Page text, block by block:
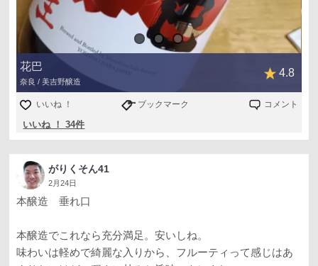
花巴
奈良 / 美吉野醸造
4.8
いいね ！ ブックマーク コメント
いいね ！ 34件
がりくそん41
2月24日
本醸造 垂れ口
本醸造でこれなら充分満足。安いしね。
味わいは軽めで綺麗な入りから、フルーティって感じはあ